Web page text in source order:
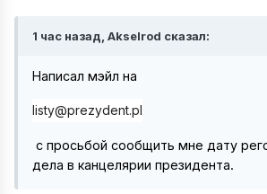
1 час назад, Akselrod сказал:
Написал мэйл на
listy@prezydent.pl
с просьбой сообщить мне дату
дела в канцелярии президента.